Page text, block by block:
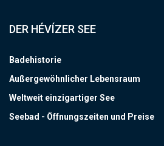
DER HÉVÍZER SEE
Badehistorie
Außergewöhnlicher Lebensraum
Weltweit einzigartiger See
Seebad - Öffnungszeiten und Preise